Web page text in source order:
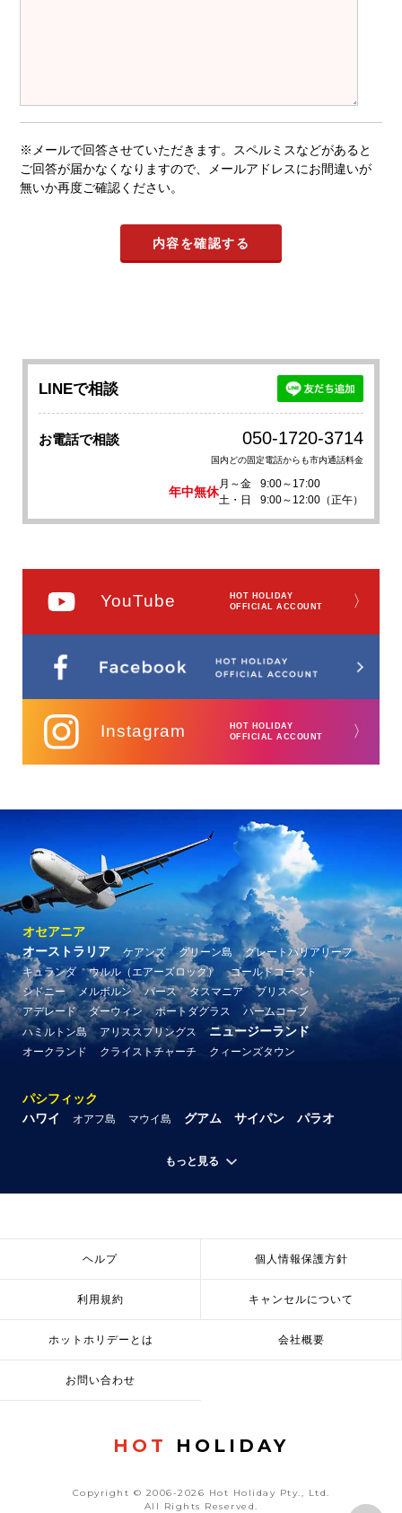
※メールで回答させていただきます。スペルミスなどがあると
ご回答が届かなくなりますので、メールアドレスにお間違いが
無いか再度ご確認ください。
LINEで相談
お電話で相談 050-1720-3714
国内どの固定電話からも市内通話料金
年中無休
月～金
9:00～17:00
土・日
9:00～12:00（正午）
YouTube
HOT HOLIDAY
OFFICIAL ACCOUNT
〉
Instagram
HOT HOLIDAY
OFFICIAL ACCOUNT
〉
オセアニア
オーストラリア
ケアンズ グリーン島
グレートバリアリーフ
キュランダ
ウルル（エアーズロック）
ゴールドコースト
シドニー
メルボルン パース タスマニア
ブリスベン
アデレード
ダーウィン ポートダグラス
パームコーブ
ハミルトン島
アリススプリングス ニュージーランド
オークランド クライストチャーチ クィーンズタウン
パシフィック
ハワイ
オアフ島 マウイ島 グアム サイパン パラオ
もっと見る
ヘルプ 個人情報保護方針
利用規約 キャンセルについて
ホットホリデーとは 会社概要
お問い合わせ
HOT HOLIDAY
Copyright © 2006-2026 Hot Holiday Pty., Ltd.
All Rights Reserved.